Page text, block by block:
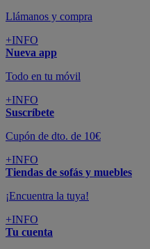
Llámanos y compra
+INFO
Nueva app
Todo en tu móvil
+INFO
Suscríbete
Cupón de dto. de 10€
+INFO
Tiendas de sofás y muebles
¡Encuentra la tuya!
+INFO
Tu cuenta